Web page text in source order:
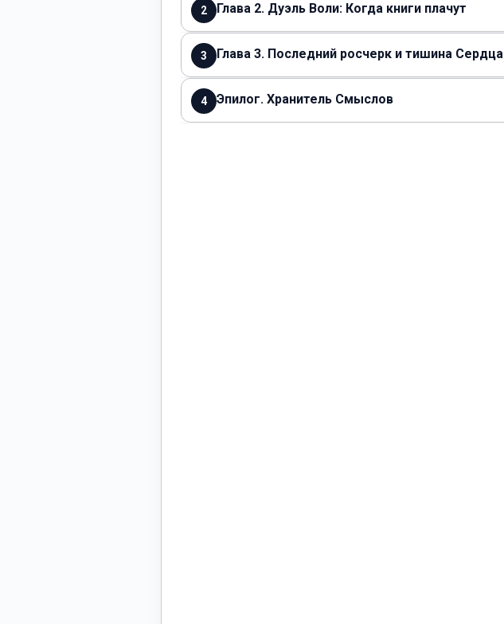
2 Глава 2. Дуэль Воли: Когда книги плачут
3 Глава 3. Последний росчерк и тишина Сердца
4 Эпилог. Хранитель Смыслов